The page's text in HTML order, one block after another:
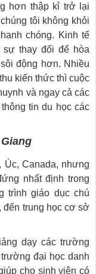
hơn thập kỉ trở lại
tôi không khỏi
chóng. Kinh tế
sự thay đổi để hòa
động hơn. Nhiều
kiến thức thì cuộc
và ngay cả các
tin du học các
Canada, nhưng
nhất định trong
trình giáo dục chú
đến trung học cơ sở
dạy các trường
đại học danh
cho sinh viên có